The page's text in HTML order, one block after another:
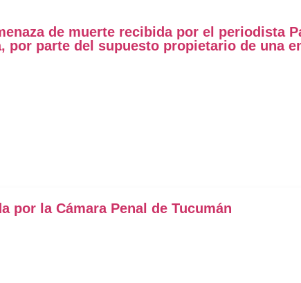
de muerte recibida por el periodista
por parte del supuesto propietario de una
por la Cámara Penal de Tucumán